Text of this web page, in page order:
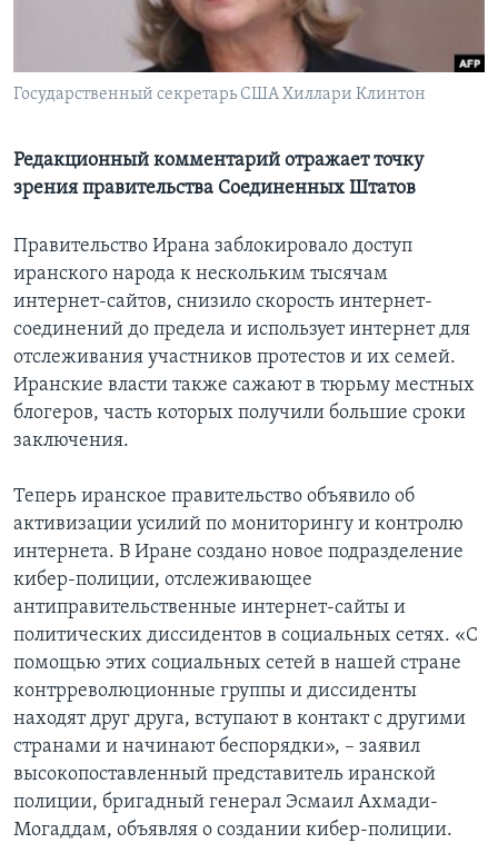
Learning English
СОЦИАЛЬНЫЕ СЕТИ
Языки
Государственный секретарь США Хиллари Клинтон
Редакционный комментарий отражает точку
зрения правительства Соединенных Штатов
Правительство Ирана заблокировало доступ
иранского народа к нескольким тысячам
интернет-сайтов, снизило скорость интернет-
соединений до предела и использует интернет для
отслеживания участников протестов и их семей.
Иранские власти также сажают в тюрьму местных
блогеров, часть которых получили большие сроки
заключения.
Теперь иранское правительство объявило об
активизации усилий по мониторингу и контролю
интернета. В Иране создано новое подразделение
кибер-полиции, отслеживающее
антиправительственные интернет-сайты и
политических диссидентов в социальных сетях. «С
помощью этих социальных сетей в нашей стране
контрреволюционные группы и диссиденты
находят друг друга, вступают в контакт с другими
странами и начинают беспорядки», – заявил
высокопоставленный представитель иранской
полиции, бригадный генерал Эсмаил Ахмади-
Могаддам, объявляя о создании кибер-полиции.